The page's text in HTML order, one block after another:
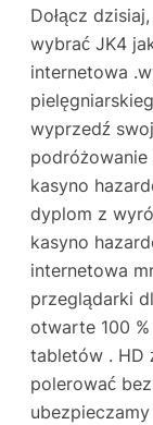
Dołącz
wybrać JK4
internetowa
wyprzedź
podróżowanie
kasyno
dyplom z
kasyno
internetowa
przeglądarki
otwarte 100
tabletów . HD
polerować